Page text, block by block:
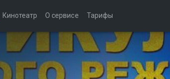
Кинотеатр О сервисе Тарифы